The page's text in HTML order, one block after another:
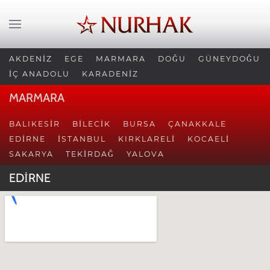
AKDENİZ EGE MARMARA DOĞU
GÜNEYDOĞU
İÇ ANADOLU
KARADENİZ
MARMARA
BALIKESIR BILECIK BURSA
ÇANAKKALE
EDIRNE
İSTANBUL KIRKLARELI
KOCAELI
SAKARYA
TEKIRDAĞ YALOVA
EDİRNE